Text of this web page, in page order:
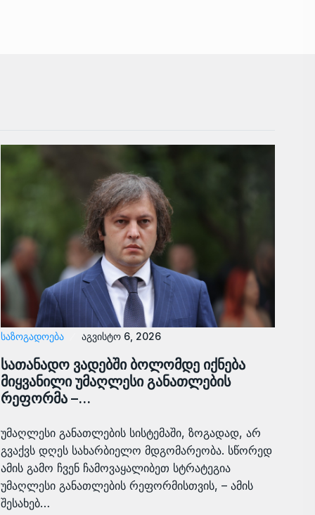
ᲡᲐᲖᲝᲒᲐᲓᲝᲔᲑᲐ აგვისტო 6, 2026
სათანადო ვადებში ბოლომდე იქნება
მიყვანილი უმაღლესი განათლების
რეფორმა –…
უმაღლესი განათლების სისტემაში, ზოგადად, არ
გვაქვს დღეს სახარბიელო მდგომარეობა. სწორედ
ამის გამო ჩვენ ჩამოვაყალიბეთ სტრატეგია
უმაღლესი განათლების რეფორმისთვის, – ამის
შესახებ…